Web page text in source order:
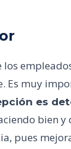
Es muy
es
bien
pues